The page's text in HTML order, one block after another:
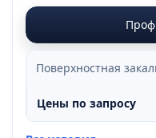
Поверхностная
Цены по запросу